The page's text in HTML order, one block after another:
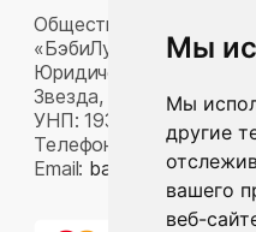
Мы
Мы
другие
вашего
веб-
Общество с
«БэбиЛук»
Юридический адрес:
Звезда, д. 16, пом. 52
УНП: 193815124
Телефон:
+375 33 392
Email: